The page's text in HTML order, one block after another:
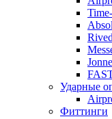
Ударные
Фиттинги